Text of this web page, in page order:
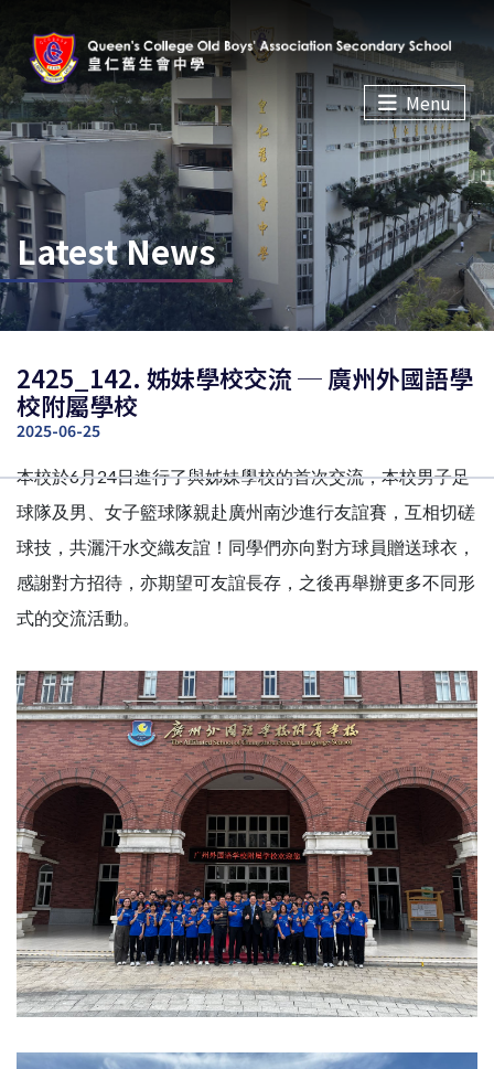
Menu
Latest News
2425_142. 姊妹學校交流 ─ 廣州外國語學
校附屬學校
2025-06-25
本校於6月24日進行了與姊妹學校的首次交流，本校男子足
球隊及男、女子籃球隊親赴廣州南沙進行友誼賽，互相切磋
球技，共灑汗水交織友誼！同學們亦向對方球員贈送球衣，
感謝對方招待，亦期望可友誼長存，之後再舉辦更多不同形
式的交流活動。